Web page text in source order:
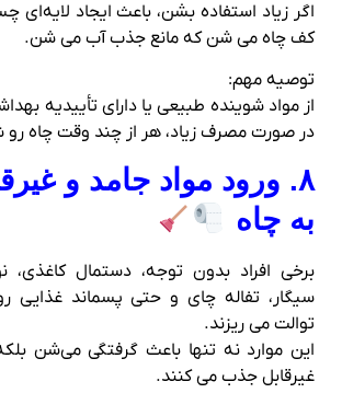
اگر زیاد استفاده بشن، باعث ایجاد لایه‌ای
کف چاه می‌ شن که مانع جذب آب می‌ شن.
توصیه مهم:
از مواد شوینده طبیعی یا دارای تأییدیه
در صورت مصرف زیاد، هر از چند وقت چاه
۸. ورود مواد جامد و
به چاه
برخی افراد بدون توجه، دستمال کاغذی،
سیگار، تفاله چای و حتی پسماند غذایی
توالت می‌ ریزند.
این موارد نه‌ تنها باعث گرفتگی می‌شن
غیرقابل جذب می‌ کنند.